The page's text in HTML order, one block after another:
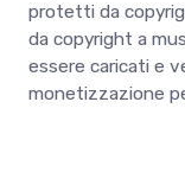
protetti da
da copyright a
essere caricati e
monetizzazione